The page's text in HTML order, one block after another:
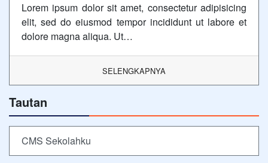
Lorem ipsum dolor sit amet, consectetur adipisicing
elit, sed do eiusmod tempor incididunt ut labore et
dolore magna aliqua. Ut…
SELENGKAPNYA
Tautan
CMS Sekolahku